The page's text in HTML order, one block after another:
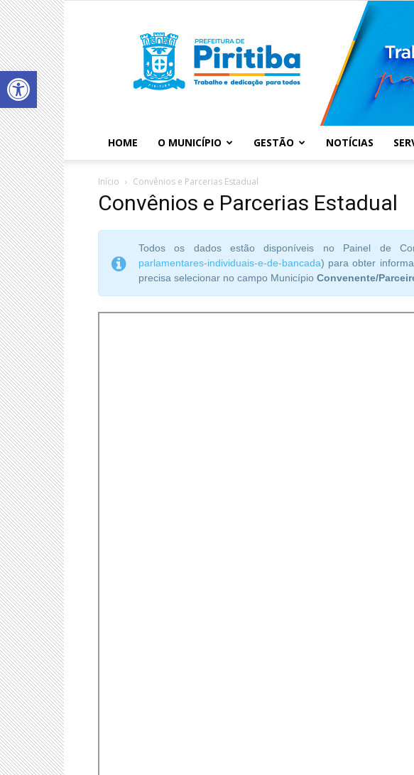
Abrir a barra de ferramentas
HOME O MUNICÍPIO GESTÃO NOTÍCIAS
Início Convênios e Parcerias Estadual
Convênios e Parcerias Estadual
Todos os dados estão disponíveis no Painel de
parlamentares-individuais-e-de-bancada) para obter
precisa selecionar no campo Município Convenente/